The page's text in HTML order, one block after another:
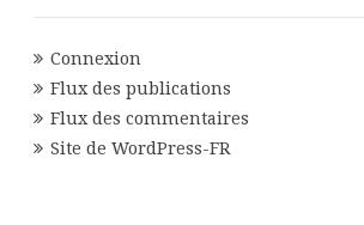
Connexion
Flux des publications
Flux des commentaires
Site de WordPress-FR